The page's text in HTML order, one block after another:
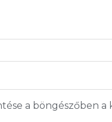
a böngészőben a